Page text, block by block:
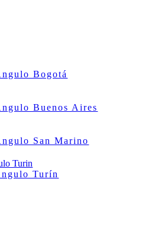
Bogotá
Buenos Aires
San Marino
Turín